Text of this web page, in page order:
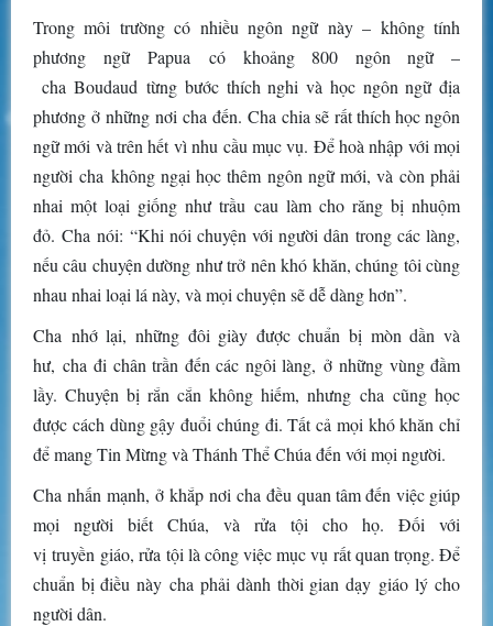
Trong môi trường có nhiều ngôn ngữ này – không tính
phương ngữ Papua có khoảng 800 ngôn ngữ –
cha Boudaud từng bước thích nghi và học ngôn ngữ địa
phương ở những nơi cha đến. Cha chia sẽ rất thích học ngôn
ngữ mới và trên hết vì nhu cầu mục vụ. Để hoà nhập với mọi
người cha không ngại học thêm ngôn ngữ mới, và còn phải
nhai một loại giống như trầu cau làm cho răng bị nhuộm
đỏ. Cha nói: “Khi nói chuyện với người dân trong các làng,
nếu câu chuyện dường như trở nên khó khăn, chúng tôi cùng
nhau nhai loại lá này, và mọi chuyện sẽ dễ dàng hơn”.
Cha nhớ lại, những đôi giày được chuẩn bị mòn dần và
hư, cha đi chân trần đến các ngôi làng, ở những vùng đầm
lầy. Chuyện bị rắn cắn không hiếm, nhưng cha cũng học
được cách dùng gậy đuổi chúng đi. Tất cả mọi khó khăn chỉ
để mang Tin Mừng và Thánh Thể Chúa đến với mọi người.
Cha nhấn mạnh, ở khắp nơi cha đều quan tâm đến việc giúp
mọi người biết Chúa, và rửa tội cho họ. Đối với
vị truyền giáo, rửa tội là công việc mục vụ rất quan trọng. Để
chuẩn bị điều này cha phải dành thời gian dạy giáo lý cho
người dân.